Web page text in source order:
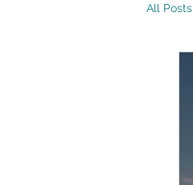
All Posts